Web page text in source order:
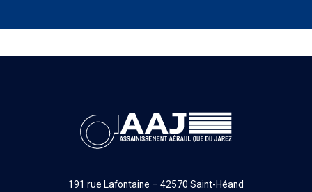
191 rue Lafontaine – 42570 Saint-Héand